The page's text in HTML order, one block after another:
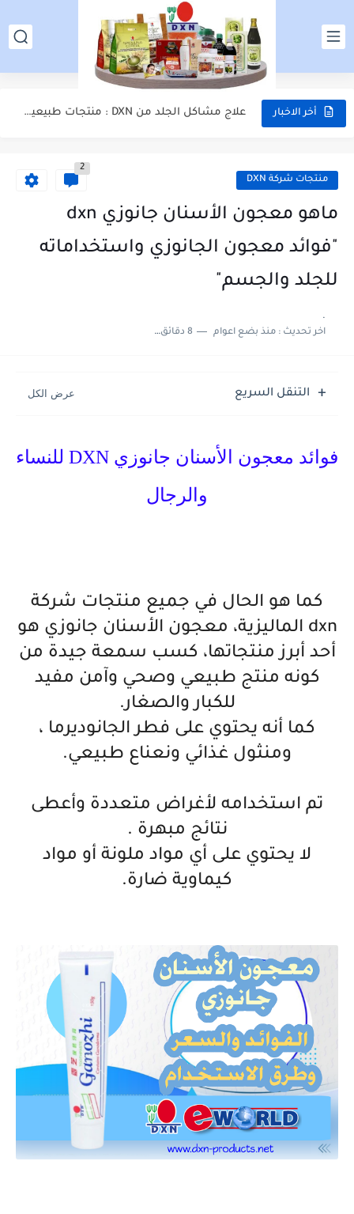
أخر الاخبار
منتجات DXN الأصلية في الأردن | اشتري الآن واستفد...
علاج مشاكل الجلد من DXN : منتجات طبيعية مجربة لبشرة...
أسعار منتجات dxn في الأردن - شراء منتجات شركة DXN... منتجات شركة DXN
2
ماهو معجون الأسنان جانوزي dxn
"فوائد معجون الجانوزي واستخداماته
للجلد والجسم"
.
اخر تحديث :منذ بضع اعوام 8 دقائق للقراءة
التنقل السريع
فوائد معجون الأسنان جانوزي DXN للنساء
والرجال
كما هو الحال في جميع منتجات شركة
dxn الماليزية، معجون الأسنان جانوزي هو
أحد أبرز منتجاتها، كسب سمعة جيدة من
كونه منتج طبيعي وصحي وآمن مفيد
للكبار والصغار.
كما أنه يحتوي على فطر الجانوديرما ،
ومنثول غذائي ونعناع طبيعي.
تم استخدامه لأغراض متعددة وأعطى
نتائج مبهرة .
لا يحتوي على أي مواد ملونة أو مواد
كيماوية ضارة.